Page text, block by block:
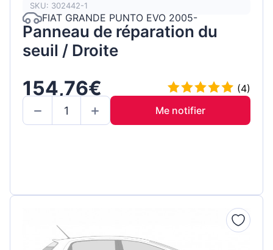
SKU: 302442-1
FIAT GRANDE PUNTO EVO 2005-
Panneau de réparation du
seuil / Droite
154,76€
(4)
Me notifier